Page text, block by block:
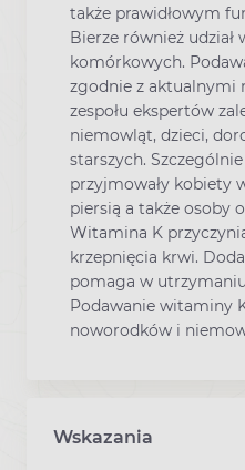
także prawidłowym
Bierze również udział
komórkowych.
zgodnie z aktualnymi
zespołu ekspertów
niemowląt, dzieci,
starszych.
przyjmowały kobiety
piersią a także osoby
Witamina K
krzepnięcia krwi.
pomaga w
Podawanie witaminy
noworodków i
Wskazania